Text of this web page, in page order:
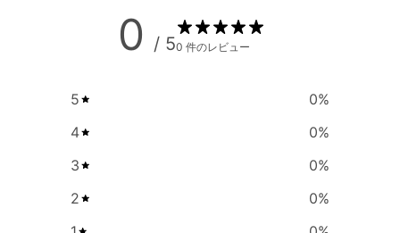
0 / 50 件のレビュー
5 0%
4
0%
3
0%
2
0%